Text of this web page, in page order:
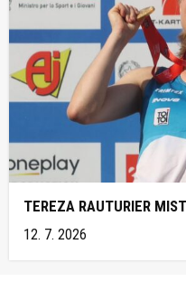
TEREZA RAUTURIER
12. 7. 2026